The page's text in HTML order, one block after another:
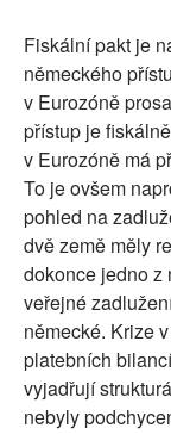
Fiskální pakt je
německého
v Eurozóně
přístup je
v Eurozóně má
To je ovšem
pohled na
dvě země měly
dokonce jedno z
veřejné
německé. Krize
platebních
vyjadřují
nebyly